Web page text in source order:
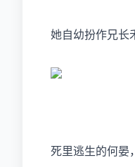
她自幼扮作兄长
死里逃生的何晏